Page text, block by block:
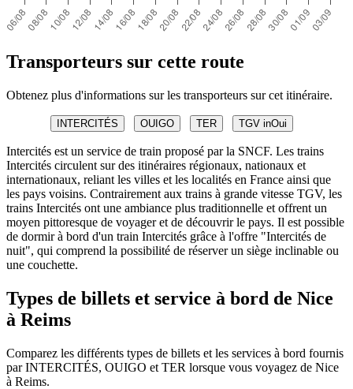
Transporteurs sur cette route
Obtenez plus d'informations sur les transporteurs sur cet itinéraire.
INTERCITÉS OUIGO TER TGV inOui
Intercités est un service de train proposé par la SNCF. Les trains
Intercités circulent sur des itinéraires régionaux, nationaux et
internationaux, reliant les villes et les localités en France ainsi que
les pays voisins. Contrairement aux trains à grande vitesse TGV, les
trains Intercités ont une ambiance plus traditionnelle et offrent un
moyen pittoresque de voyager et de découvrir le pays. Il est possible
de dormir à bord d'un train Intercités grâce à l'offre "Intercités de
nuit", qui comprend la possibilité de réserver un siège inclinable ou
une couchette.
Types de billets et service à bord de Nice
à Reims
Comparez les différents types de billets et les services à bord fournis
par INTERCITÉS, OUIGO et TER lorsque vous voyagez de Nice
à Reims.